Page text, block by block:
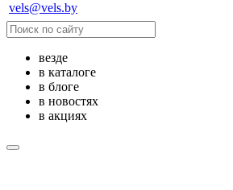
vels@vels.by
везде
в каталоге
в блоге
в новостях
в акциях